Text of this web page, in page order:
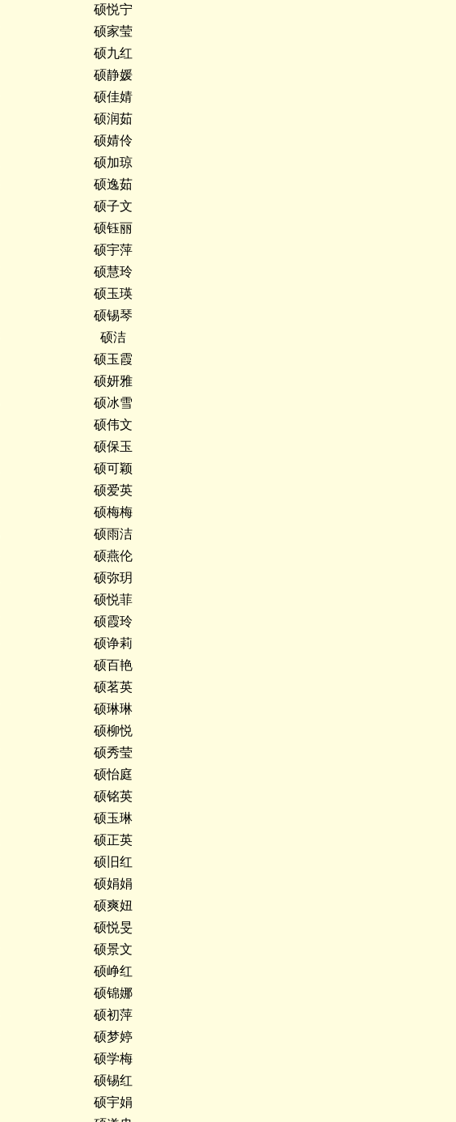
硕悦宁
硕家莹
硕九红
硕静媛
硕佳婧
硕润茹
硕婧伶
硕加琼
硕逸茹
硕子文
硕钰丽
硕宇萍
硕慧玲
硕玉瑛
硕锡琴
硕洁
硕玉霞
硕妍雅
硕冰雪
硕伟文
硕保玉
硕可颖
硕爱英
硕梅梅
硕雨洁
硕燕伦
硕弥玥
硕悦菲
硕霞玲
硕诤莉
硕百艳
硕茗英
硕琳琳
硕柳悦
硕秀莹
硕怡庭
硕铭英
硕玉琳
硕正英
硕旧红
硕娟娟
硕爽妞
硕悦旻
硕景文
硕峥红
硕锦娜
硕初萍
硕梦婷
硕学梅
硕锡红
硕宇娟